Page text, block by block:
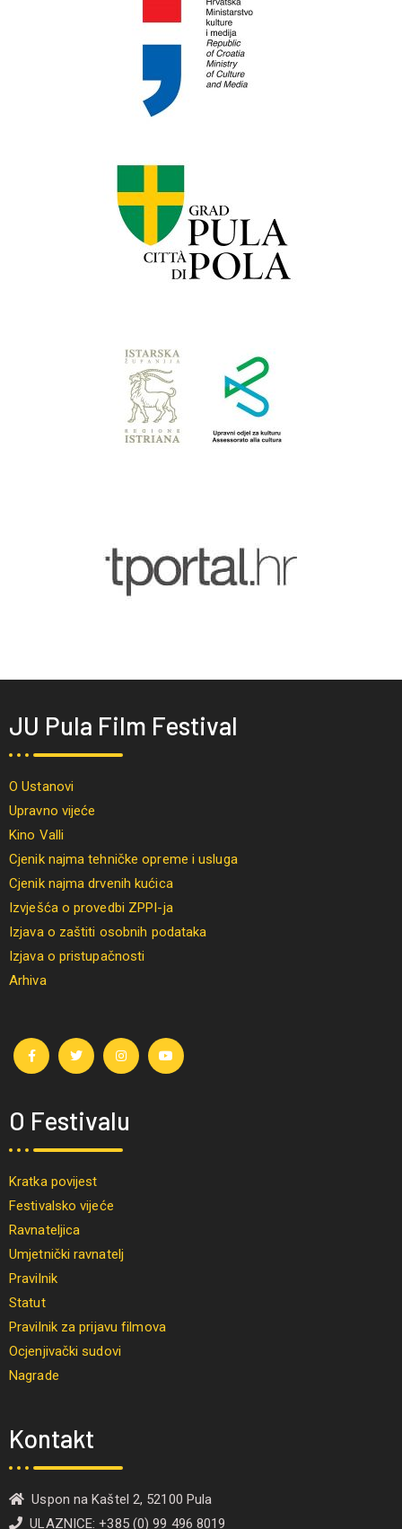
JU Pula Film Festival
O Ustanovi
Upravno vijeće
Kino Valli
Cjenik najma tehničke opreme i usluga
Cjenik najma drvenih kućica
Izvješća o provedbi ZPPI-ja
Izjava o zaštiti osobnih podataka
Izjava o pristupačnosti
Arhiva
O Festivalu
Kratka povijest
Festivalsko vijeće
Ravnateljica
Umjetnički ravnatelj
Pravilnik
Statut
Pravilnik za prijavu filmova
Ocjenjivački sudovi
Nagrade
Kontakt
Uspon na Kaštel 2, 52100 Pula
ULAZNICE: +385 (0) 99 496 8019